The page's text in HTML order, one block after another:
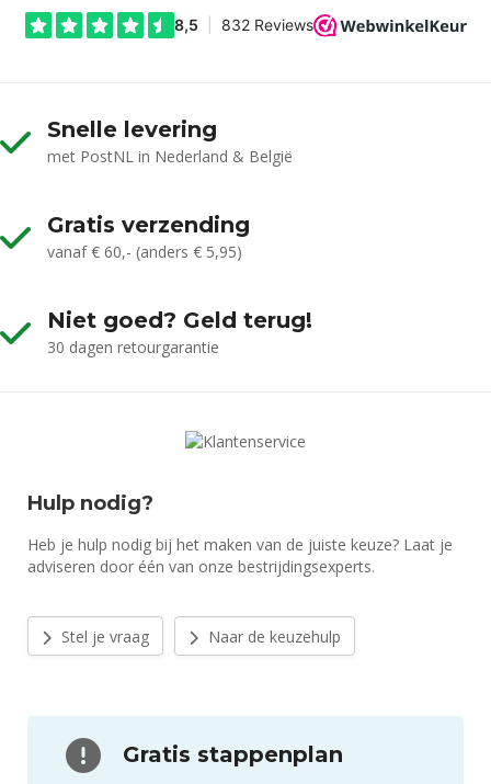
Snelle levering
met PostNL in Nederland & België
Gratis verzending
vanaf € 60,- (anders € 5,95)
Niet goed? Geld terug!
30 dagen retourgarantie
Hulp nodig?
Heb je hulp nodig bij het maken van de juiste keuze? Laat je
adviseren door één van onze bestrijdingsexperts.
Stel je vraag Naar de keuzehulp
Gratis stappenplan